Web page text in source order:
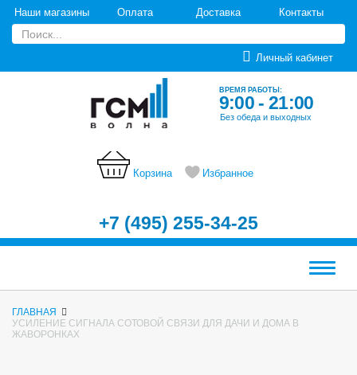
Наши магазины Оплата Доставка Контакты
Личный кабинет
ВРЕМЯ РАБОТЫ:
9:00 - 21:00
Без обеда и выходных
Корзина Избранное
+7 (495) 255-34-25
Меню
ГЛАВНАЯ
УСИЛЕНИЕ СИГНАЛА СОТОВОЙ СВЯЗИ ДЛЯ ДАЧИ И ДОМА В
ЖАВОРОНКАХ